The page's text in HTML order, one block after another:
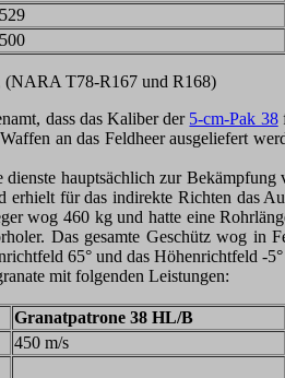
529
500
(NARA T78-R167 und R168)
dass das Kaliber der 5-cm-Pak 38
an das Feldheer ausgeliefert
hauptsächlich zur
für das indirekte Richten das
wog 460 kg und hatte eine
Das gesamte Geschütz wog in
65° und das Höhenrichtfeld -
mit folgenden Leistungen:
Granatpatrone 38 HL/B
450 m/s